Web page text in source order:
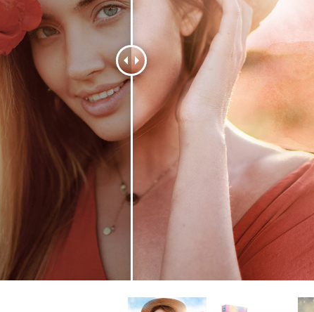
بيانات تدريب الذكاء
الاصطناعي
Video Editing Services